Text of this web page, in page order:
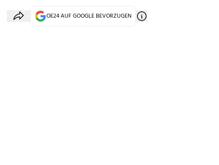
OE24 AUF GOOGLE BEVORZUGEN